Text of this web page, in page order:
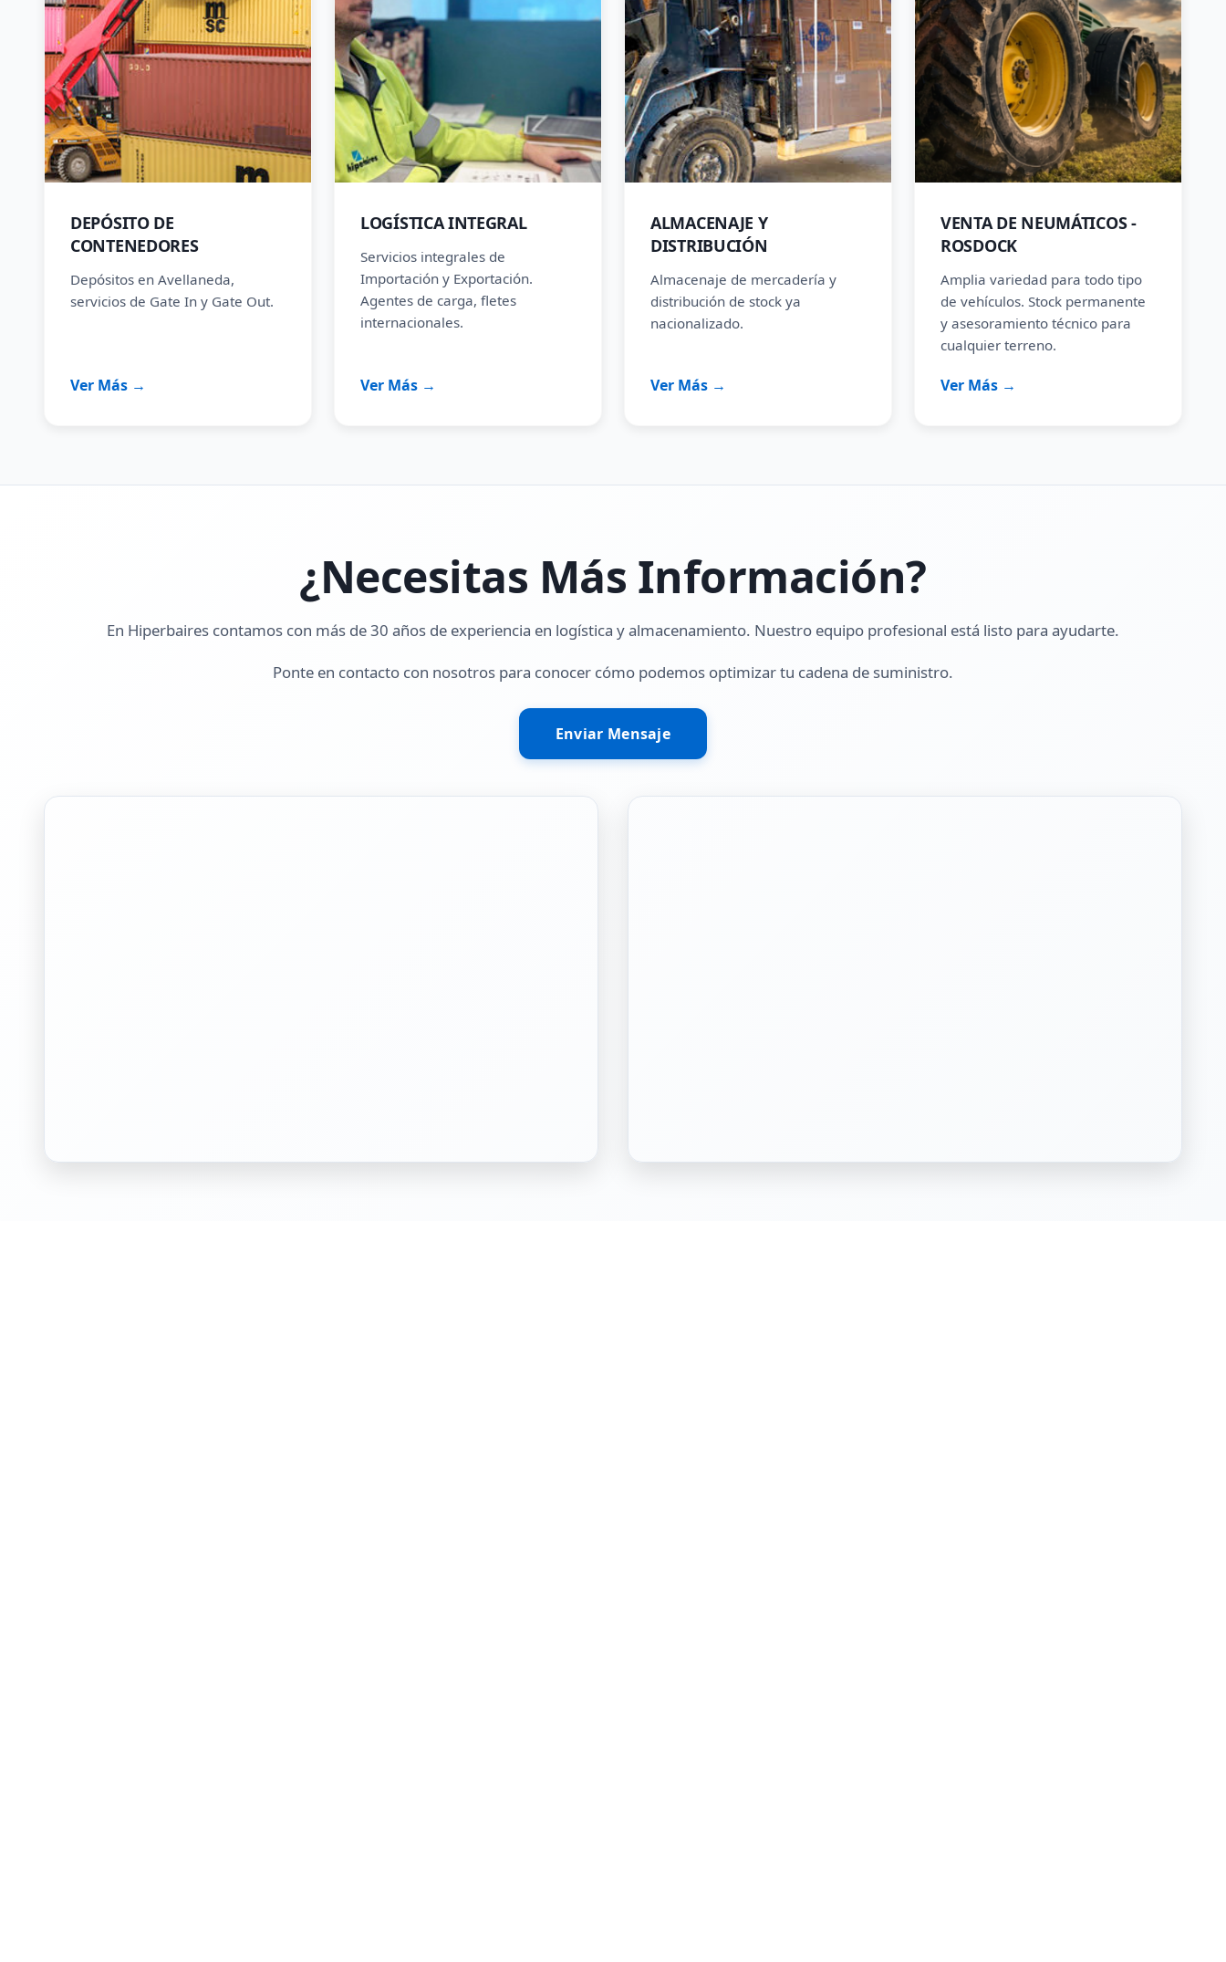
DEPÓSITO DE
CONTENEDORES
Depósitos en Avellaneda,
servicios de Gate In y Gate Out.
Ver Más →
LOGÍSTICA INTEGRAL
Servicios integrales de
Importación y Exportación.
Agentes de carga, fletes
internacionales.
Ver Más →
ALMACENAJE Y
DISTRIBUCIÓN
Almacenaje de mercadería y
distribución de stock ya
nacionalizado.
Ver Más →
VENTA DE NEUMÁTICOS -
ROSDOCK
Amplia variedad para todo tipo
de vehículos. Stock permanente
y asesoramiento técnico para
cualquier terreno.
Ver Más →
¿Necesitas Más Información?
En Hiperbaires contamos con más de 30 años de experiencia en logística y almacenamiento. Nuestro equipo profesional está listo para ayudarte.
Ponte en contacto con nosotros para conocer cómo podemos optimizar tu cadena de suministro.
Enviar Mensaje